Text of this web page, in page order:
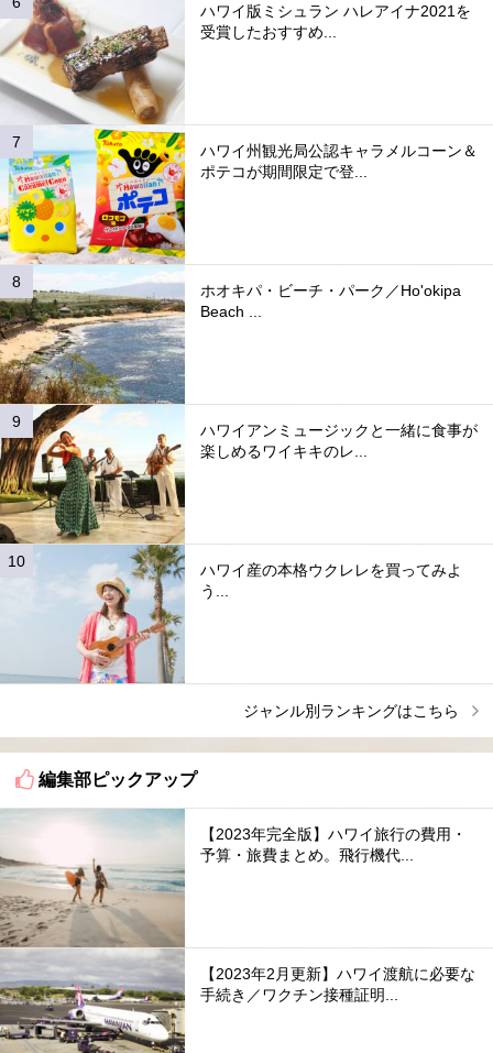
ハワイ版ミシュラン ハレアイナ2021を
受賞したおすすめ...
ハワイ州観光局公認キャラメルコーン＆
ポテコが期間限定で登...
ホオキパ・ビーチ・パーク／Ho'okipa
Beach ...
ハワイアンミュージックと一緒に食事が
楽しめるワイキキのレ...
ハワイ産の本格ウクレレを買ってみよ
う...
ジャンル別ランキングはこちら
編集部ピックアップ
【2023年完全版】ハワイ旅行の費用・
予算・旅費まとめ。飛行機代...
【2023年2月更新】ハワイ渡航に必要な
手続き／ワクチン接種証明...